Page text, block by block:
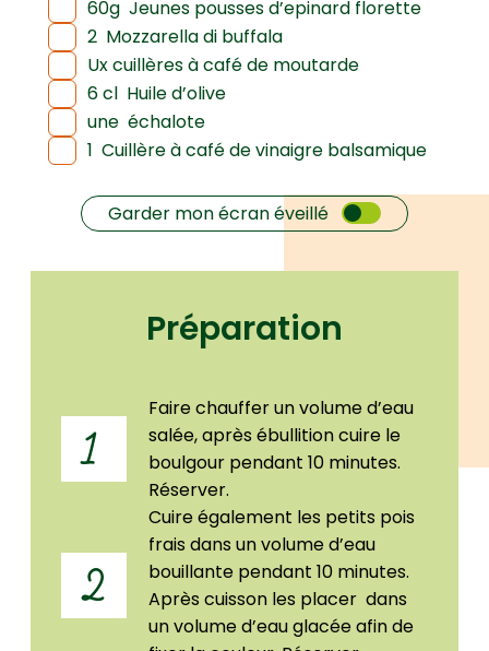
60g Jeunes pousses d’epinard florette
2 Mozzarella di buffala
Ux cuillères à café de moutarde
6 cl Huile d’olive
une échalote
1 Cuillère à café de vinaigre balsamique
Garder mon écran éveillé
Préparation
1
Faire chauffer un volume d’eau
salée, après ébullition cuire le
boulgour pendant 10 minutes.
Réserver.
2
Cuire également les petits pois
frais dans un volume d’eau
bouillante pendant 10 minutes.
Après cuisson les placer dans
un volume d’eau glacée afin de